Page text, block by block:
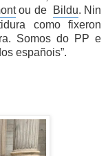
ou de Bildu. Nin
como fixeron
Somos do PP e
españois”.